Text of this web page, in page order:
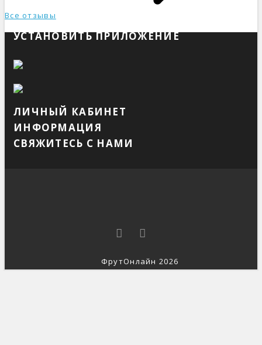
Все отзывы
УСТАНОВИТЬ ПРИЛОЖЕНИЕ
ЛИЧНЫЙ КАБИНЕТ
ИНФОРМАЦИЯ
СВЯЖИТЕСЬ С НАМИ
ФрутОнлайн 2026